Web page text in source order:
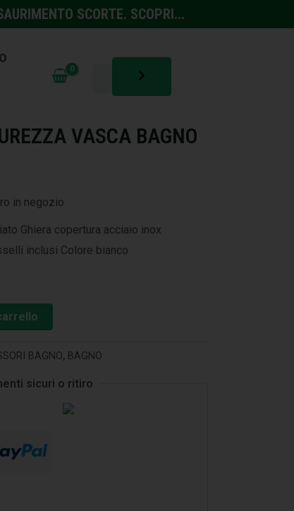
SCORTE. SCOPRI...
VASCA BAGNO
in negozio
Ghiera copertura acciaio inox
inclusi Colore bianco
BAGNO, BAGNO
sicuri o ritiro